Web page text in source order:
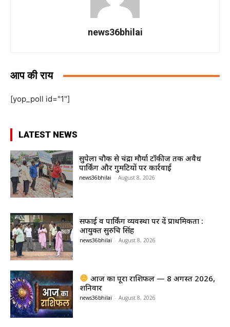
news36bhilai
आप की राय
[yop_poll id="1"]
LATEST NEWS
सुपेला चौक से चंद्रा मौर्या टॉकीज तक अवैध
पार्किंग और गुमटियों पर कार्रवाई
news36bhilai - August 8, 2026
सफाई व पार्किंग व्यवस्था पर दें प्राथमिकता :
आयुक्त सुरुचि सिंह
news36bhilai - August 8, 2026
आज का पूरा राशिफल — 8 अगस्त 2026,
शनिवार
news36bhilai - August 8, 2026